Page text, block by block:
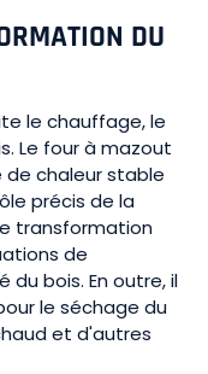
DU
le chauffage, le
Le four à mazout
chaleur stable
précis de la
transformation
de
bois. En outre, il
le séchage du
et d'autres